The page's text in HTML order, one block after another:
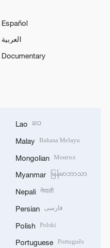
Español
العربية
Documentary
Lao ລາວ
Malay Bahasa Melayu
Mongolian Монгол
Myanmar မြန်မာဘာသာ
Nepali नेपाली
Persian فارسی
Polish Polski
Portuguese Português